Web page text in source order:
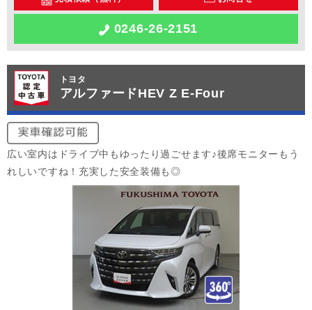
0246-26-2151
トヨタ
アルファードHEV Z E-Four
広い室内はドライブ中もゆったり過ごせます♪後席モニターもう
れしいですね！充実した安全装備も◎